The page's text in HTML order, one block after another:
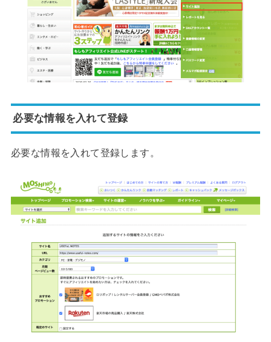
必要な情報を入れて登録
必要な情報を入れて登録します。